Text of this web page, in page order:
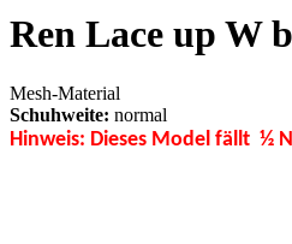
Ren Lace up W
Mesh-Material
Schuhweite: normal
Hinweis: Dieses Model fällt ½